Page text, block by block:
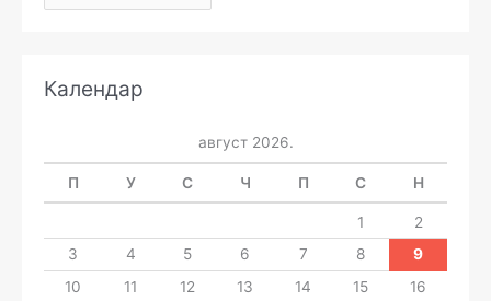
Календар
август 2026.
П У С Ч П С Н
1
2
3
4 5 6 7 8
9
10
11 12 13 14 15
16